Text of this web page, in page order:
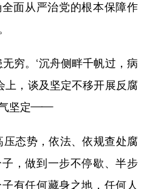
从严治党的根本保障作
。‘沉舟侧畔千帆过，病
上，谈及坚定不移开展反腐
气坚定——
态势，依法、依规查处腐
，做到一步不停歇、半步
有任何藏身之地，任何人